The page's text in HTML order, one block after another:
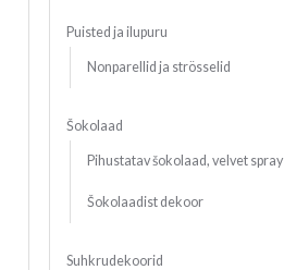
Puisted ja ilupuru
Nonparellid ja strösselid
Šokolaad
Pihustatav šokolaad, velvet spray
Šokolaadist dekoor
Suhkrudekoorid